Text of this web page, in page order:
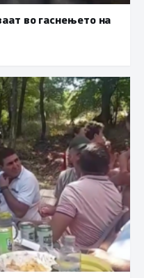
во гаснењето на